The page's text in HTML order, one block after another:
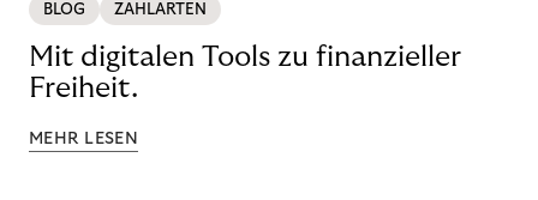
BLOG ZAHLARTEN
Mit digitalen Tools zu finanzieller
Freiheit.
MEHR LESEN